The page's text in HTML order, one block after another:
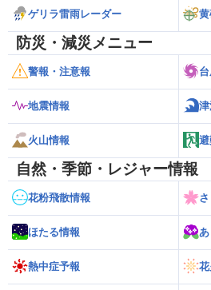
ゲリラ雷雨レーダー
防災・減災メニュー
警報・注意報
地震情報
火山情報
自然・季節・レジャー情報
花粉飛散情報
ほたる情報
熱中症予報